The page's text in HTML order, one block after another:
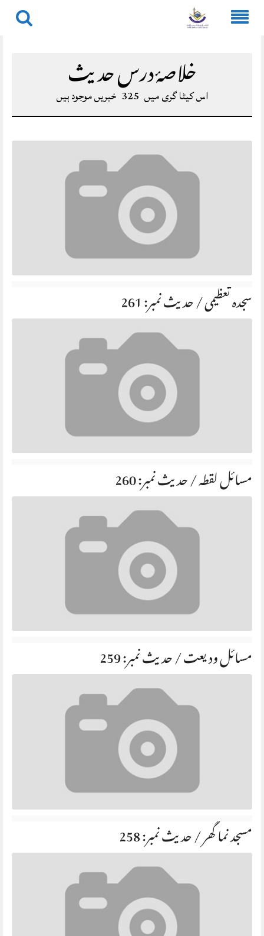
خلاصۂ درس حدیث
اس کیٹا گری میں 325 خبریں موجود ہیں
سجدہ تعظیمی / حديث نمبر: 261
مسائل لقطہ / حديث نمبر: 260
مسائل ودیعت / حديث نمبر: 259
مسجد نما گھر / حديث نمبر: 258